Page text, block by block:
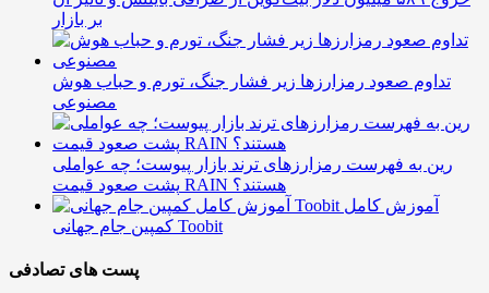
بر بازار
تداوم صعود رمزارزها زیر فشار جنگ، تورم و حباب هوش
مصنوعی
رین به فهرست رمزارزهای ترند بازار پیوست؛ چه عواملی
پشت صعود قیمت RAIN هستند؟
آموزش کامل
کمپین جام جهانی Toobit
پست های تصادفی